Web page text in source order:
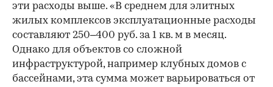
эти расходы выше. «В среднем для элитных
жилых комплексов эксплуатационные расходы
составляют 250–400 руб. за 1 кв. м в месяц.
Однако для объектов со сложной
инфраструктурой, например клубных домов с
бассейнами, эта сумма может варьироваться от